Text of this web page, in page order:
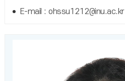
E-mail : ohssu1212@inu.ac.kr